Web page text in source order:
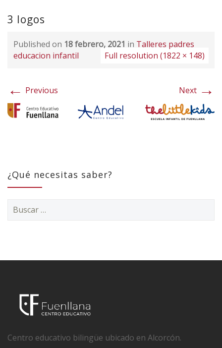
3 logos
Published on 18 febrero, 2021 in Talleres padres
educacion infantil
Full resolution (1822 × 148)
← Previous Next →
¿Qué necesitas saber?
Buscar:
Centro educativo bilingüe ubicado en Alcorcón.